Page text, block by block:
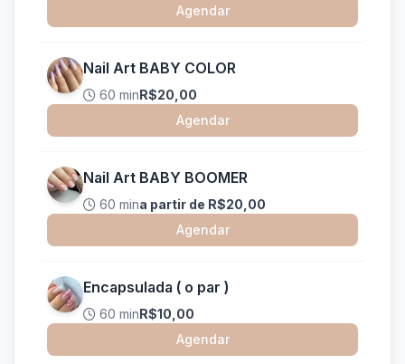
Agendar
Nail Art BABY COLOR
60 minR$20,00
Agendar
Nail Art BABY BOOMER
60 mina partir de R$20,00
Agendar
Encapsulada ( o par )
60 minR$10,00
Agendar